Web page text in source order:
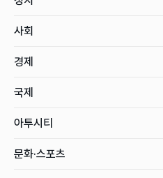
사회
경제
국제
아투시티
문화·스포츠